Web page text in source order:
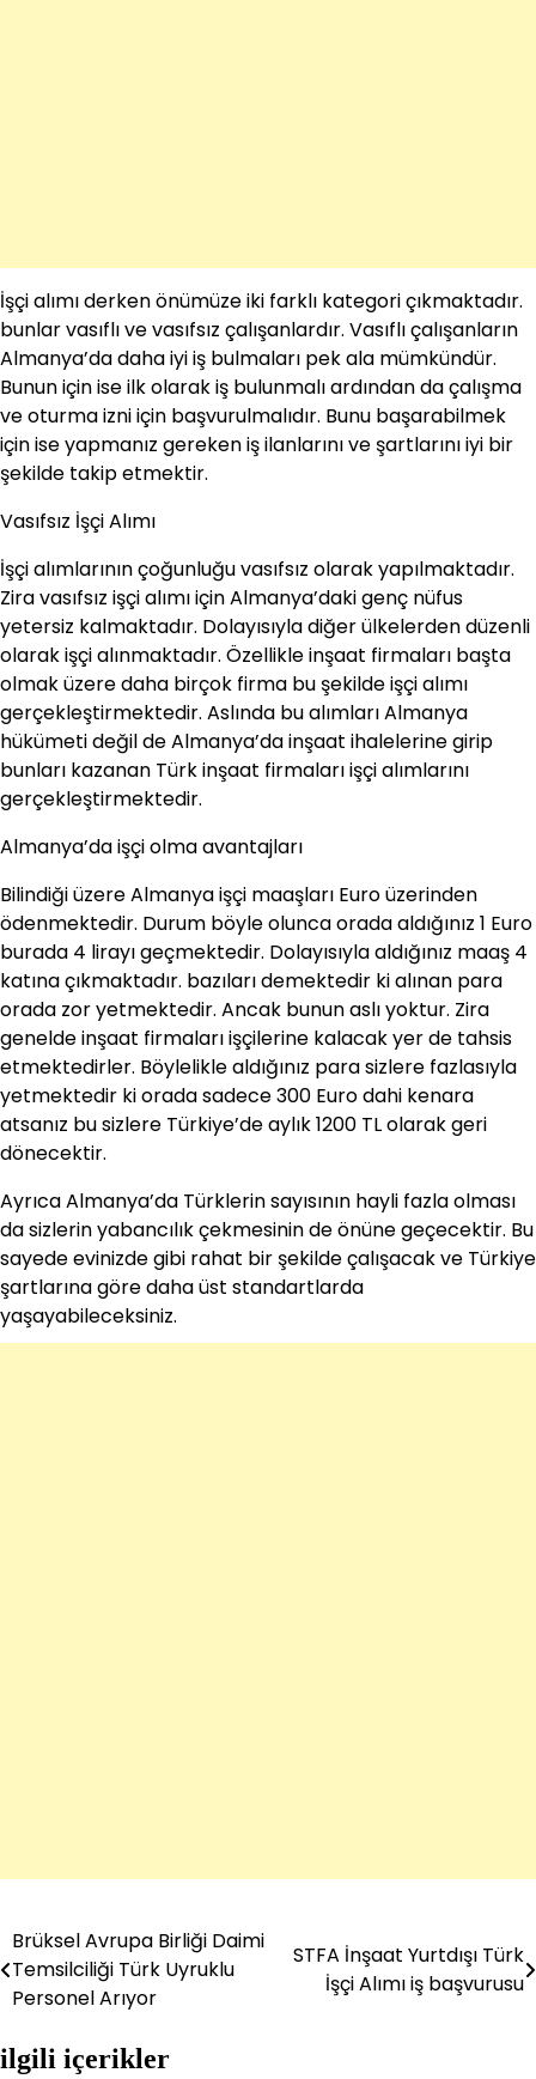
İşçi alımı derken önümüze iki farklı kategori çıkmaktadır.
bunlar vasıflı ve vasıfsız çalışanlardır. Vasıflı çalışanların
Almanya’da daha iyi iş bulmaları pek ala mümkündür.
Bunun için ise ilk olarak iş bulunmalı ardından da çalışma
ve oturma izni için başvurulmalıdır. Bunu başarabilmek
için ise yapmanız gereken iş ilanlarını ve şartlarını iyi bir
şekilde takip etmektir.
Vasıfsız İşçi Alımı
İşçi alımlarının çoğunluğu vasıfsız olarak yapılmaktadır.
Zira vasıfsız işçi alımı için Almanya’daki genç nüfus
yetersiz kalmaktadır. Dolayısıyla diğer ülkelerden düzenli
olarak işçi alınmaktadır. Özellikle inşaat firmaları başta
olmak üzere daha birçok firma bu şekilde işçi alımı
gerçekleştirmektedir. Aslında bu alımları Almanya
hükümeti değil de Almanya’da inşaat ihalelerine girip
bunları kazanan Türk inşaat firmaları işçi alımlarını
gerçekleştirmektedir.
Almanya’da işçi olma avantajları
Bilindiği üzere Almanya işçi maaşları Euro üzerinden
ödenmektedir. Durum böyle olunca orada aldığınız 1 Euro
burada 4 lirayı geçmektedir. Dolayısıyla aldığınız maaş 4
katına çıkmaktadır. bazıları demektedir ki alınan para
orada zor yetmektedir. Ancak bunun aslı yoktur. Zira
genelde inşaat firmaları işçilerine kalacak yer de tahsis
etmektedirler. Böylelikle aldığınız para sizlere fazlasıyla
yetmektedir ki orada sadece 300 Euro dahi kenara
atsanız bu sizlere Türkiye’de aylık 1200 TL olarak geri
dönecektir.
Ayrıca Almanya’da Türklerin sayısının hayli fazla olması
da sizlerin yabancılık çekmesinin de önüne geçecektir. Bu
sayede evinizde gibi rahat bir şekilde çalışacak ve Türkiye
şartlarına göre daha üst standartlarda
yaşayabileceksiniz.
Yazı
gezinmesi
Brüksel Avrupa Birliği Daimi
Temsilciliği Türk Uyruklu
Personel Arıyor
STFA İnşaat Yurtdışı Türk
İşçi Alımı iş başvurusu
ilgili içerikler